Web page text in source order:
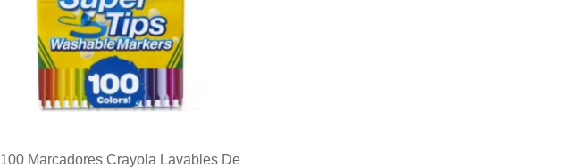
100 Marcadores Crayola Lavables De